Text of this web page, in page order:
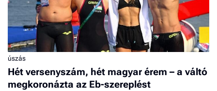
úszás
Hét versenyszám, hét magyar érem – a váltó
megkoronázta az Eb-szereplést